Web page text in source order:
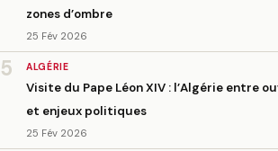
zones d’ombre
25 Fév 2026
5 ALGÉRIE
Visite du Pape Léon XIV : l’Algérie entre
et enjeux politiques
25 Fév 2026